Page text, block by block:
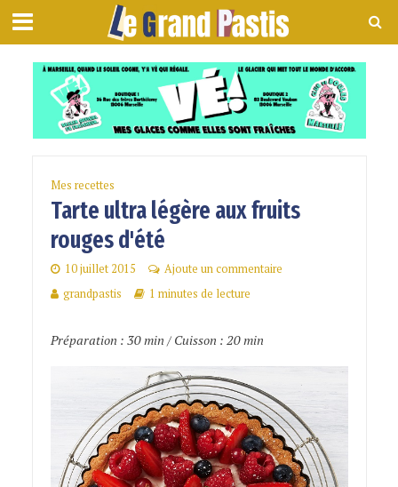
Mes recettes
Tarte ultra légère aux fruits
rouges d'été
10 juillet 2015
Ajoute un commentaire
grandpastis
1 minutes de lecture
Préparation : 30 min / Cuisson : 20 min